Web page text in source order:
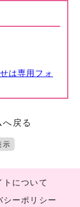
は専用フォ
へ戻る
示
トについて
シーポリシー